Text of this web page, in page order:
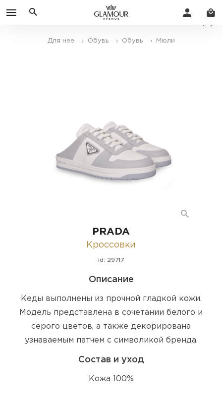
Для нее › Обувь › Обувь › Мюли
PRADA
Кроссовки
id: 29717
Описание
Кеды выполнены из прочной гладкой кожи.
Модель представлена в сочетании белого и
серого цветов, а также декорирована
узнаваемым патчем с символикой бренда.
Состав и уход
Кожа 100%